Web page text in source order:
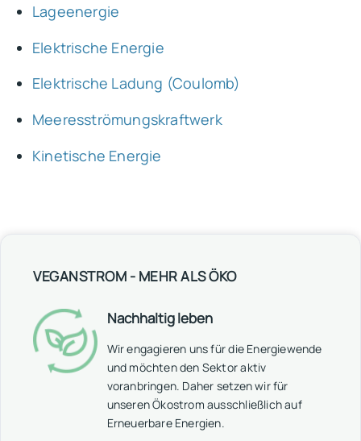
Lageenergie
Elektrische Energie
Elektrische Ladung (Coulomb)
Meeresströmungskraftwerk
Kinetische Energie
VEGANSTROM - MEHR ALS ÖKO
Nachhaltig leben
Wir engagieren uns für die Energiewende
und möchten den Sektor aktiv
voranbringen. Daher setzen wir für
unseren Ökostrom ausschließlich auf
Erneuerbare Energien.